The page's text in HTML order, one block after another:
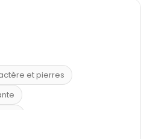
et pierres